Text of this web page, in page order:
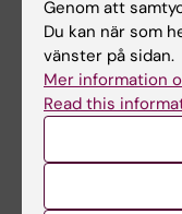
Forskare vid
klinisk neurovetenskap
Karolinska…
Genom att
Du kan när som
vänster på sidan.
Mer information
Read this